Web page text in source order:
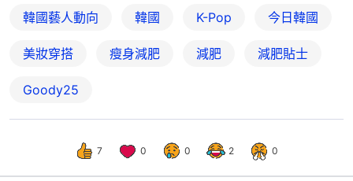
韓國藝人動向 韓國 K-Pop 今日韓國
美妝穿搭 瘦身減肥 減肥 減肥貼士
Goody25
7 0 0 2 0